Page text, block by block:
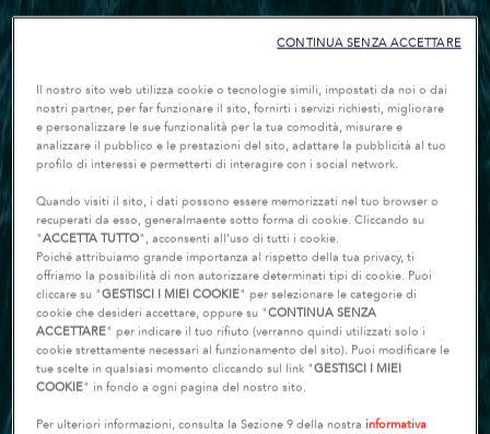
Il nostro sito web utilizza cookie o tecnologie simili, impostati da noi o dai
nostri partner, per far funzionare il sito, fornirti i servizi richiesti, migliorare
e personalizzare le sue funzionalità per la tua comodità, misurare e
analizzare il pubblico e le prestazioni del sito, adattare la pubblicità al tuo
profilo di interessi e permetterti di interagire con i social network.
Quando visiti il sito, i dati possono essere memorizzati nel tuo browser o
recuperati da esso, generalmaente sotto forma di cookie. Cliccando su
"ACCETTA TUTTO", acconsenti all’uso di tutti i cookie.
Poiché attribuiamo grande importanza al rispetto della tua privacy, ti
offriamo la possibilità di non autorizzare determinati tipi di cookie. Puoi
cliccare su "GESTISCI I MIEI COOKIE" per selezionare le categorie di
cookie che desideri accettare, oppure su "CONTINUA SENZA
ACCETTARE" per indicare il tuo rifiuto (verranno quindi utilizzati solo i
cookie strettamente necessari al funzionamento del sito). Puoi modificare le
tue scelte in qualsiasi momento cliccando sul link "GESTISCI I MIEI
COOKIE" in fondo a ogni pagina del nostro sito.
Per ulteriori informazioni, consulta la Sezione 9 della nostra informativa
CONTINUA SENZA ACCETTARE